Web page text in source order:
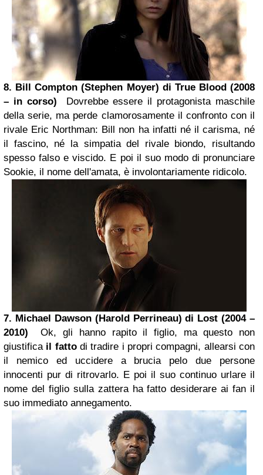
8. Bill Compton (Stephen Moyer) di True Blood(2008
– in corso)
Dovrebbe essere il protagonista maschile
della serie, ma perde clamorosamente il confronto con il
rivale Eric Northman: Bill non ha infatti né il carisma, né
il fascino, né la simpatia del rivale biondo, risultando
spesso falso e viscido. E poi il suo modo di pronunciare
Sookie, il nome dell'amata, è involontariamente ridicolo.
7. Michael Dawson (Harold Perrineau) di Lost (2004 –
2010)
Ok, gli hanno rapito il figlio, ma questo non
giustifica il fattodi tradire i propri compagni, allearsi con
il nemico ed uccidere a brucia pelo due persone
innocenti pur di ritrovarlo. E poi il suo continuo urlare il
nome del figlio sulla zattera ha fatto desiderare ai fan il
suo immediato annegamento.